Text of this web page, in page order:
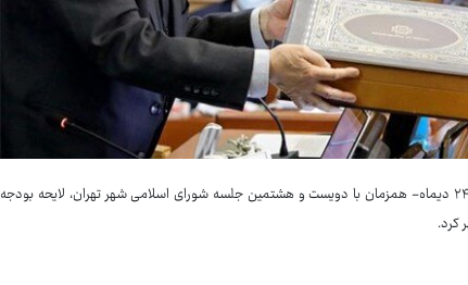
: علیرضا زاکانی شهردار تهران، امروز- یکشنبه ۲۴ دیماه- همزمان با دویست و هشتمین جلسه شورای اسلامی شهر تهران، لایحه بودجه